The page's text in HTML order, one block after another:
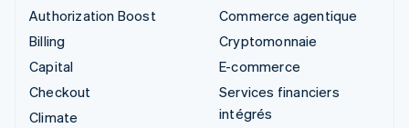
Authorization Boost
Billing
Capital
Checkout
Climate
Commerce agentique
Cryptomonnaie
E-commerce
Services financiers
intégrés